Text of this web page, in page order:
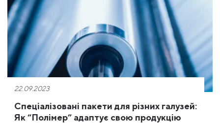
22.09.2023
Спеціалізовані пакети для різних галузей:
Як “Полімер” адаптує свою продукцію